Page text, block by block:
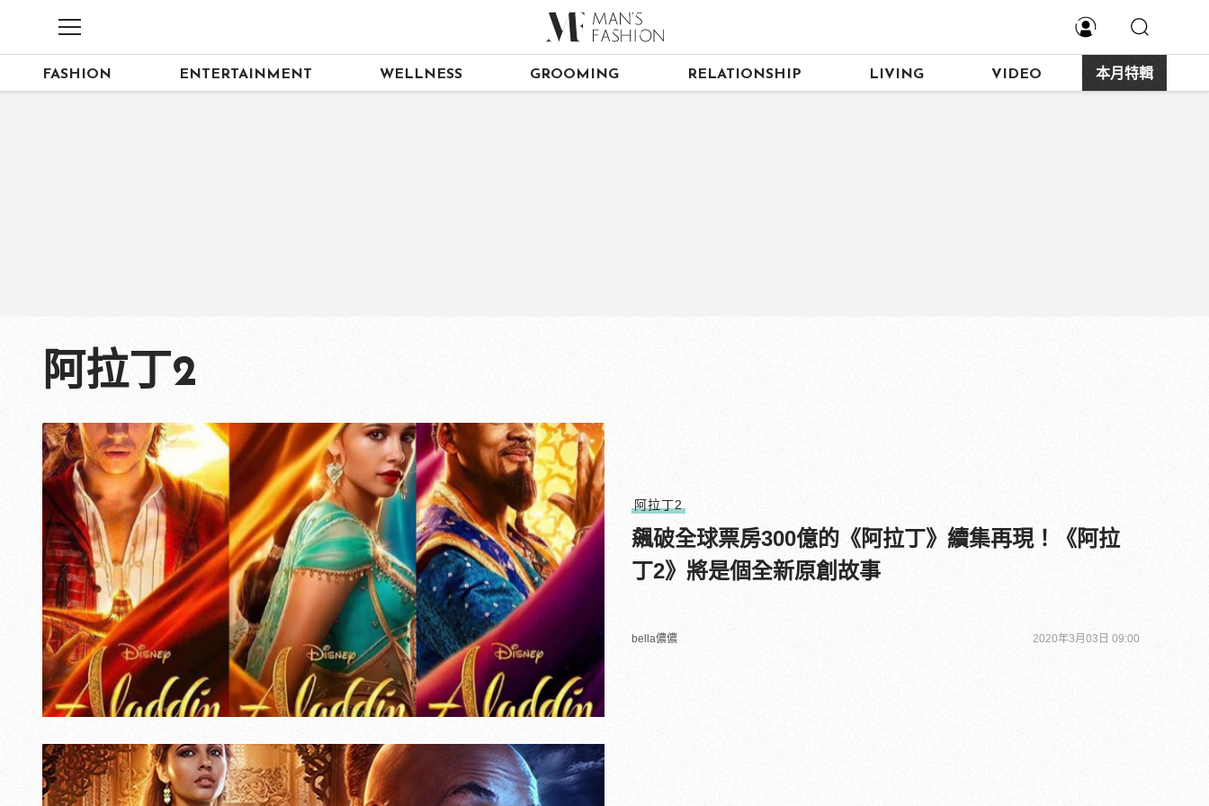
FASHION ENTERTAINMENT WELLNESS GROOMING RELATIONSHIP LIVING VIDEO 本月特輯
阿拉丁2
阿拉丁2
飆破全球票房300億的《阿拉丁》續集再現！《阿拉
丁2》將是個全新原創故事
bella儂儂 2020年3月03日 09:00